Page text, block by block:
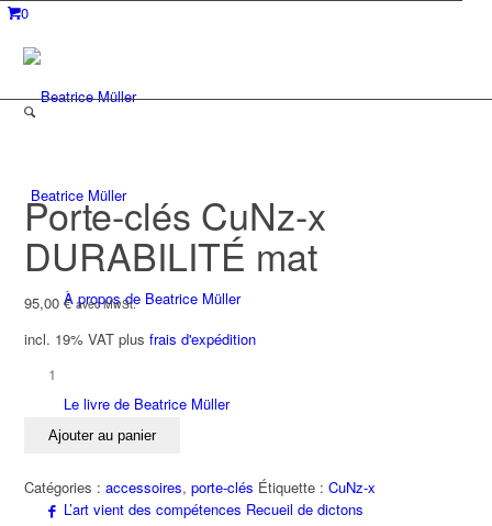
0
Beatrice Müller
À propos de Beatrice Müller
Le livre de Beatrice Müller
L’art vient des compétences Recueil de dictons
Porte-clés CuNz-x
DURABILITÉ mat
95,00€ avec MwSt.
incl. 19% VAT plusfrais d'expédition
quantité
clés
x
DURABILITÉ
Ajouter au panier
Catégories :accessoires,porte-clés Étiquette :CuNz-x